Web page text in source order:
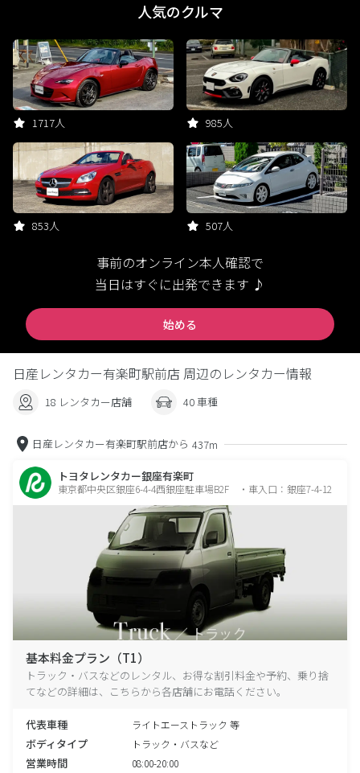
人気のクルマ
1717人 985人
853人 507人
事前のオンライン本人確認で
当日はすぐに出発できます ♪
始める
日産レンタカー有楽町駅前店 周辺のレンタカー情報
18 レンタカー店舗 40 車種
日産レンタカー有楽町駅前店から 437m
トヨタレンタカー銀座有楽町
東京都中央区銀座6-4-4西銀座駐車場B2F ・車入口：銀座7-4-12
基本料金プラン（T1）
トラック・バスなどのレンタル、お得な割引料金や予約、乗り捨
てなどの詳細は、こちらから各店舗にお電話ください。
代表車種 ライトエーストラック 等
ボディタイプ トラック・バスなど
営業時間 08:00-20:00